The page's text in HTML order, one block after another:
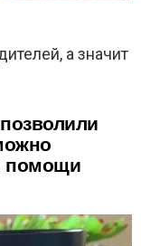
а значит
помощи